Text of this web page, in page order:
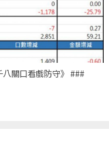
關口看戲防守》 ###